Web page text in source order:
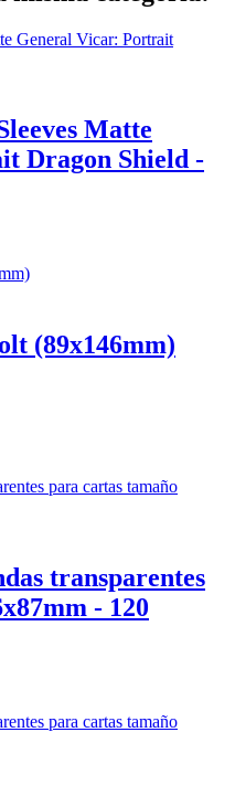
Matte
Dragon Shield -
(89x146mm)
transparentes
- 120